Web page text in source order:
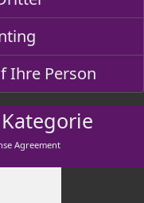
Ihre Person
Agreement